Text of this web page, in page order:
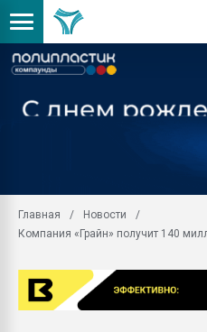
Главная
Новости
Компания «Грайн» получит 140